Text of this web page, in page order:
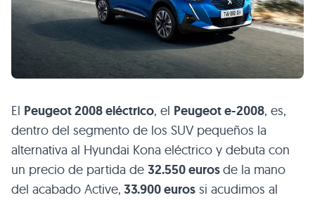
El Peugeot 2008 eléctrico, el Peugeot e-2008, es,
dentro del segmento de los SUV pequeños la
alternativa al Hyundai Kona eléctrico y debuta con
un precio de partida de 32.550 eurosde la mano
del acabado Active, 33.900 euros si acudimos al